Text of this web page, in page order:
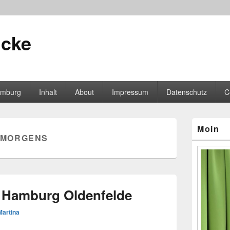
Inhalt About Impressum Datenschutz
MORGENS
Oldenfelde
Seitenleisten-
Moin